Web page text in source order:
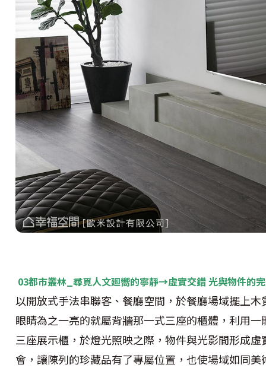
03都市叢林_尋覓人文廻嚮的寧靜→虛實交錯 光與物件的
以開放式手法串聯客、餐廳空間，於餐廳場域擺上
眼睛為之一亮的就屬背牆那一式三座的櫃體，利用
三座展示櫃，於燈光照映之際，物件與光影間形成
會，讓陳列的珍藏品有了專屬位置，也使場域如同